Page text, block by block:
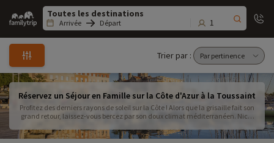
Family
trip
Arrivée Départ 1
Trier par :
Réservez un Séjour en Famille sur la Côte d'Azur à la Toussaint
Profitez des derniers rayons de soleil sur la Côte ! Alors que la grisaille fait son
grand retour, laissez-vous bercez par son doux climat méditerranéen. Nice,